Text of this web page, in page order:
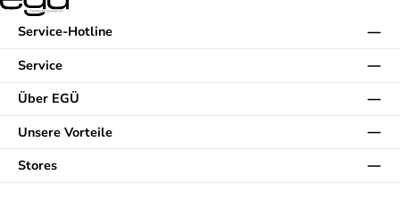
Service-Hotline
Service
Über EGÜ
Unsere Vorteile
Stores